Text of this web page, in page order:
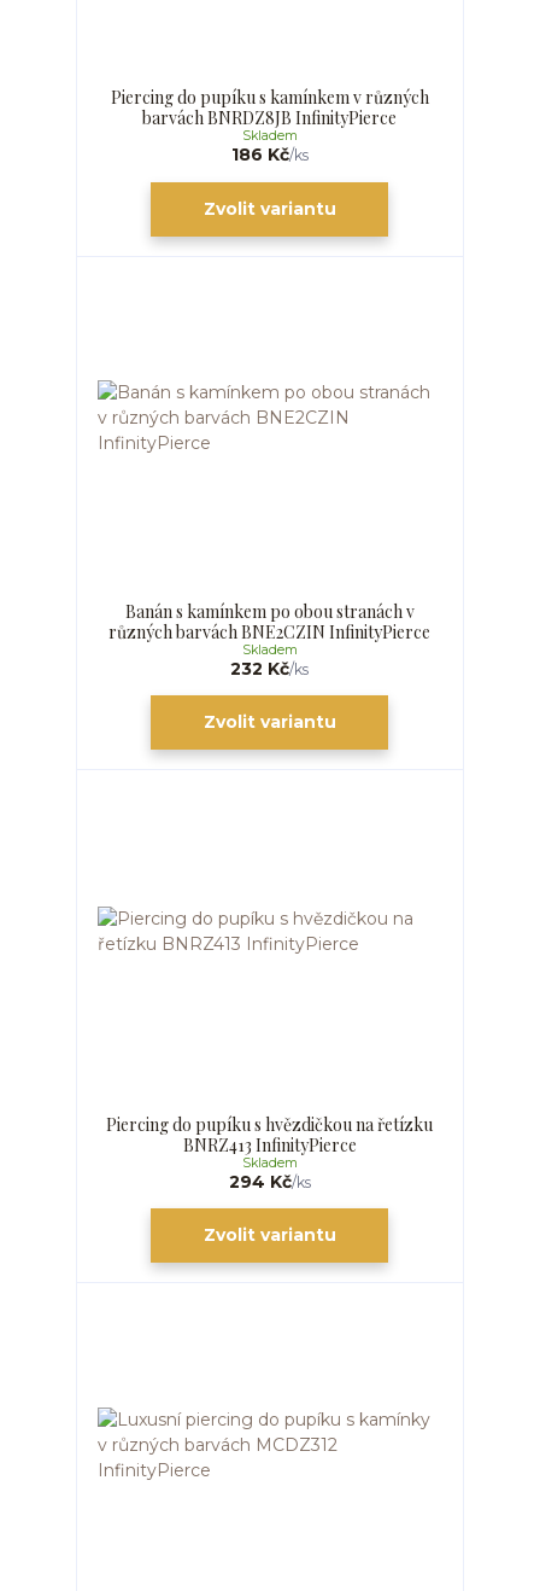
Piercing do pupíku s kamínkem v různých
barvách BNRDZ8JB InfinityPierce
186 Kč/ks
Skladem
Zvolit variantu
Banán s kamínkem po obou stranách v
různých barvách BNE2CZIN InfinityPierce
232 Kč/ks
Skladem
Zvolit variantu
Piercing do pupíku s hvězdičkou na řetízku
BNRZ413 InfinityPierce
294 Kč/ks
Skladem
Zvolit variantu